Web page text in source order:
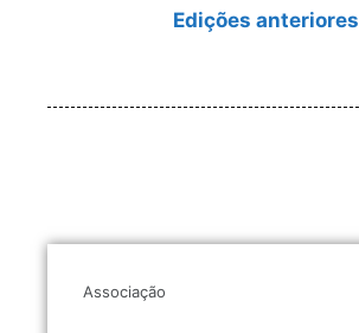
Edições anteriores
Associação